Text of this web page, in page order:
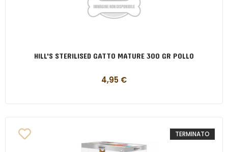
HILL'S STERILISED GATTO MATURE 300 GR POLLO
4,95 €
TERMINATO